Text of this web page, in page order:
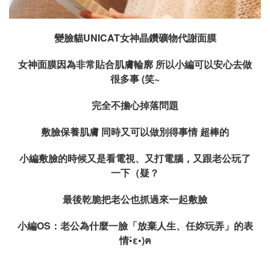
變臉貓UNICAT女神晶鑽礦物代謝面膜
女神面膜因為非常貼合肌膚輪廓 所以小編可以安心去做
很多事 (笑~
完全不擔心掉落問題
敷臉保養肌膚 同時又可以做別得事情 超棒的
小編敷臉的時候又是看電視、又打電腦，又跟老公玩了
一下（疑？
最後乾脆把老公也抓過來一起敷臉
小編OS：老公為什麼一臉「放棄人生、任妳玩弄」的表
情•ε•)ฅ